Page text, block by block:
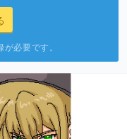
必要です。